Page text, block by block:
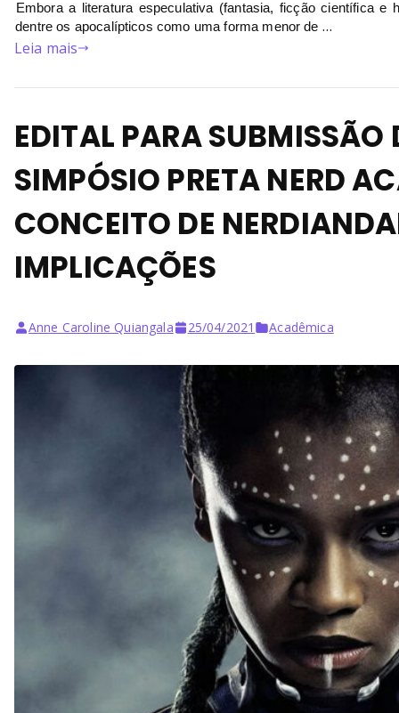
Embora a literatura especulativa (fantasia, ficção científica e
dentre os apocalípticos como uma forma menor de …
Leia mais
EDITAL PARA SUBMISSÃO
SIMPÓSIO PRETA NERD
CONCEITO DE
IMPLICAÇÕES
Anne Caroline Quiangala 25/04/2021 Acadêmica